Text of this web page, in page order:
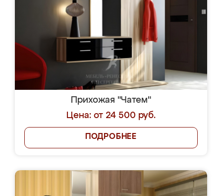
Прихожая "Чатем"
Цена: от 24 500 руб.
ПОДРОБНЕЕ